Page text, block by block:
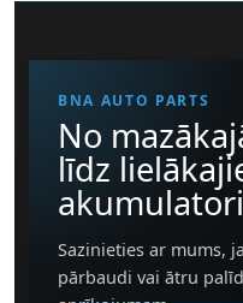
BNA AUTO PARTS
No
līdz
Sazinieties ar mums,
pārbaudi vai ātru